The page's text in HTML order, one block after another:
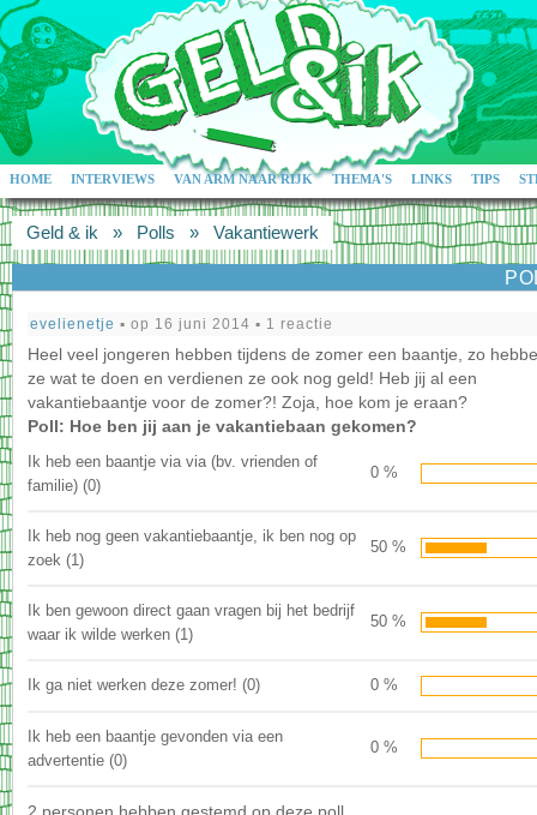
HOME INTERVIEWS VAN ARM NAAR RIJK THEMA'S LINKS TIPS
Geld & ik » Polls » Vakantiewerk
evelienetje ▪ op 16 juni 2014 ▪ 1 reactie
Heel veel jongeren hebben tijdens de zomer een baantje, zo
ze wat te doen en verdienen ze ook nog geld! Heb jij al een
vakantiebaantje voor de zomer?! Zoja, hoe kom je eraan?
Poll: Hoe ben jij aan je vakantiebaan gekomen?
Ik heb een baantje via via (bv. vrienden of
familie) (0)
0 %
Ik heb nog geen vakantiebaantje, ik ben nog op
zoek (1)
50 %
Ik ben gewoon direct gaan vragen bij het bedrijf
waar ik wilde werken (1)
50 %
Ik ga niet werken deze zomer! (0) 0 %
Ik heb een baantje gevonden via een
advertentie (0)
0 %